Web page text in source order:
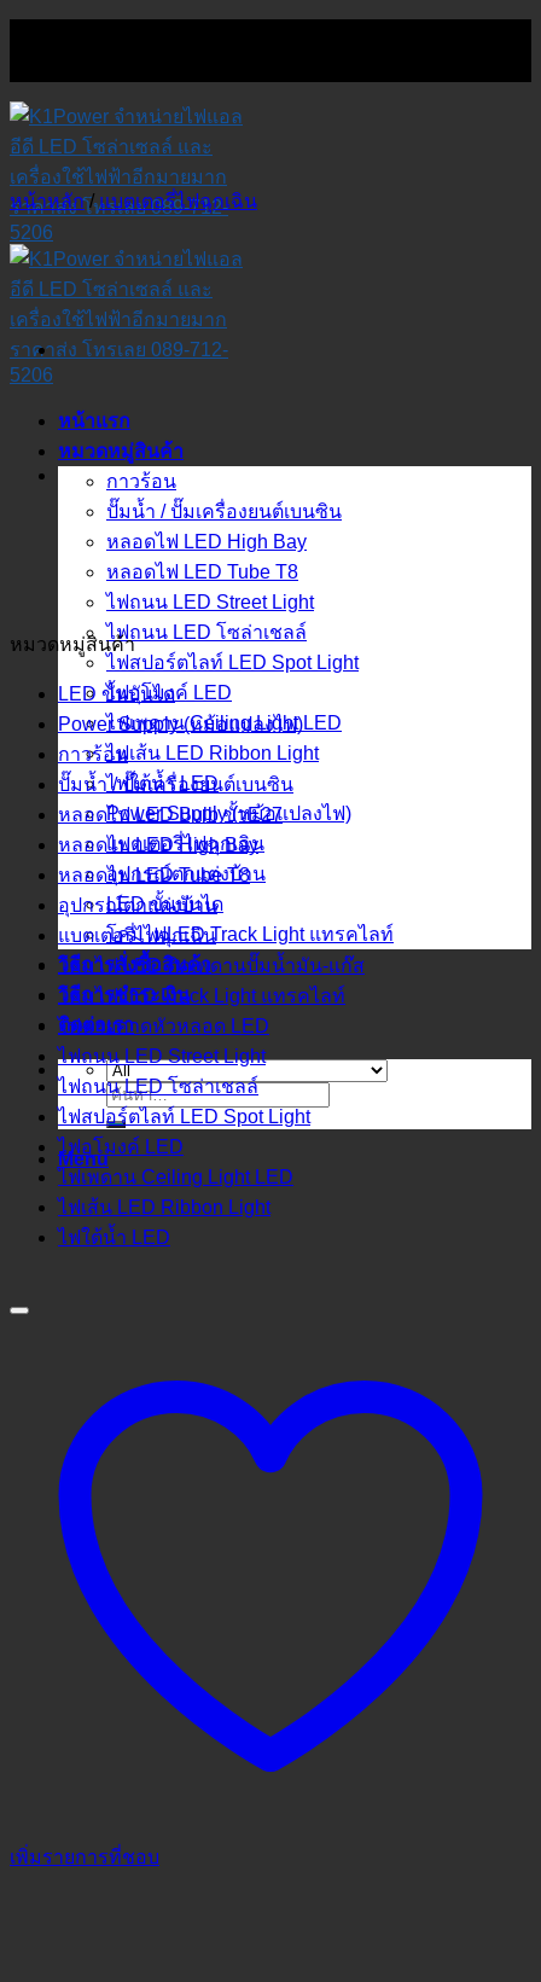
หน้าแรก
หมวดหมู่สินค้า
กาวร้อน
ปั๊มน้ำ / ปั๊มเครื่องยนต์เบนซิน
หลอดไฟ LED High Bay
หลอดไฟ LED Tube T8
ไฟถนน LED Street Light
ไฟถนน LED โซล่าเชลล์
ไฟสปอร์ตไลท์ LED Spot Light
ไฟอุโมงค์ LED
ไฟเพดาน Ceiling Light LED
ไฟเส้น LED Ribbon Light
ไฟใต้น้ำ LED
Power Supply (หม้อแปลงไฟ)
แบตเตอรี่ไฟฉุกเฉิน
อุปกรณ์ตกแต่งบ้าน
LED ขั้นบันได
โคมไฟLED Track Light แทรคไลท์
วิธีการสั่งซื้อสินค้า
วิธีการชำระเงิน
ติดต่อเรา
ค้นหา:
Menu
หน้าหลัก / แบตเตอรี่ไฟฉุกเฉิน
หมวดหมู่สินค้า
LED ขั้นบันได
Power Supply (หม้อแปลงไฟ)
กาวร้อน
ปั๊มน้ำ / ปั๊มเครื่องยนต์เบนซิน
หลอดไฟ LED Bulb ขั้วE27
หลอดไฟ LED High Bay
หลอดไฟ LED Tube T8
อุปกรณ์ตกแต่งบ้าน
แบตเตอรี่ไฟฉุกเฉิน
โคมไฟ LED ติดเพดานปั๊มน้ำมัน-แก๊ส
โคมไฟLED Track Light แทรคไลท์
ไฟฉายคาดหัวหลอด LED
ไฟถนน LED Street Light
ไฟถนน LED โซล่าเชลล์
ไฟสปอร์ตไลท์ LED Spot Light
ไฟอุโมงค์ LED
ไฟเพดาน Ceiling Light LED
ไฟเส้น LED Ribbon Light
ไฟใต้น้ำ LED
เพิ่มรายการที่ชอบ